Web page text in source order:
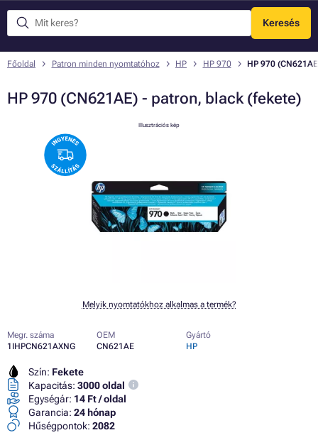
Keresés
Menü
Főoldal Patron minden nyomtatóhoz HP HP 970 HP 970
HP 970 (CN621AE) - patron, black (fekete)
Illusztrációs kép
Melyik nyomtatókhoz alkalmas a termék?
Megr. száma
1IHPCN621AXNG
OEM
CN621AE
Gyártó
HP
Szín: Fekete
Kapacitás: 3000 oldal
Egységár: 14 Ft / oldal
Garancia: 24 hónap
Hűségpontok: 2082